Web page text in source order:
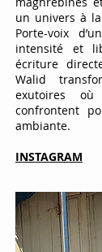
un univers à
Porte-voix
intensité et
écriture
Walid
exutoires
confrontent
ambiante.
INSTAGRAM